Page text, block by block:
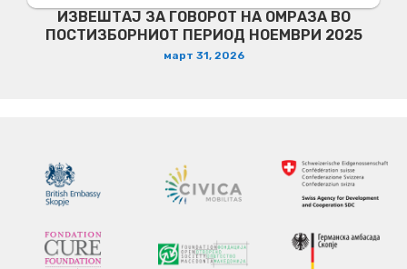
ИЗВЕШТАЈ ЗА ГОВОРОТ НА ОМРАЗА ВО
ПОСТИЗБОРНИОТ ПЕРИОД НОЕМВРИ 2025
март 31, 2026